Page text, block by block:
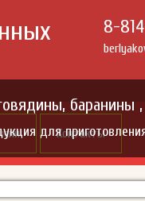
8-
Контакты
баранины
для